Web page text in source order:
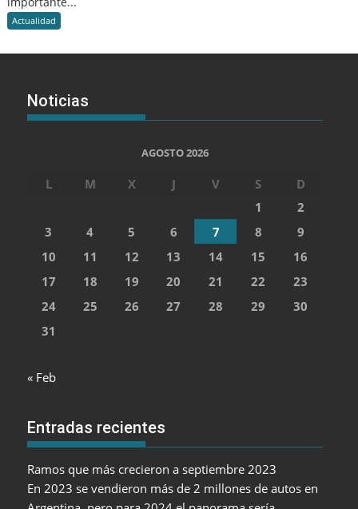
Actualidad
Noticias
AGOSTO 2026
L M X J V S
D
1
2
3
4 5 6 7 8
9
10
11 12 13 14 15
16
17
18 19 20 21 22
23
24
25 26 27 28 29
30
31
« Feb
Entradas recientes
Ramos que más crecieron a septiembre 2023
En 2023 se vendieron más de 2 millones de autos en